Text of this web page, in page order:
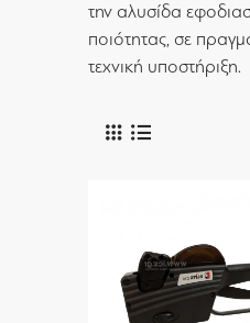
την αλυσίδα
ποιότητας, σε
τεχνική υποστήριξη.